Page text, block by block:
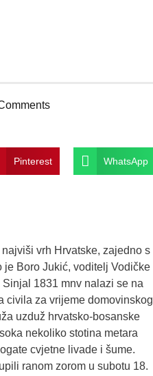
Pinterest WhatsApp
vrh Hrvatske, zajedno s
Boro Jukić, voditelj Vodičke
1831 mnv nalazi se na
civila za vrijeme domovinskog
uzduž hrvatsko-bosanske
nekoliko stotina metara
cvjetne livade i šume.
ranom zorom u subotu 18.